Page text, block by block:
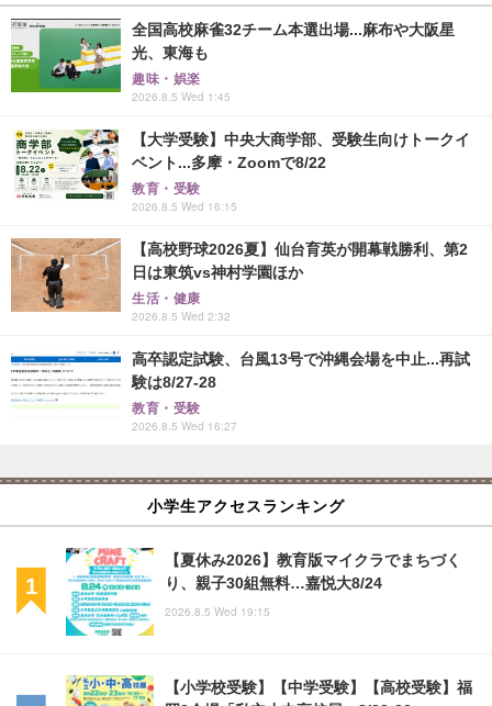
全国高校麻雀32チーム本選出場...麻布や大阪星
光、東海も
趣味・娯楽
2026.8.5 Wed 1:45
【大学受験】中央大商学部、受験生向けトークイ
ベント...多摩・Zoomで8/22
教育・受験
2026.8.5 Wed 16:15
【高校野球2026夏】仙台育英が開幕戦勝利、第2
日は東筑vs神村学園ほか
生活・健康
2026.8.5 Wed 2:32
高卒認定試験、台風13号で沖縄会場を中止...再試
験は8/27-28
教育・受験
2026.8.5 Wed 16:27
小学生アクセスランキング
【夏休み2026】教育版マイクラでまちづく
り、親子30組無料…嘉悦大8/24
2026.8.5 Wed 19:15
【小学校受験】【中学受験】【高校受験】福